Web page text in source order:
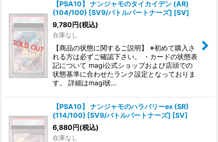
【PSA10】 ナンジャモのタイカイデン (AR)
{104/100} [SV9/バトルパートナーズ] [SV]
9,780円(税込)
在庫なし
【商品の状態に関するご説明】 ※初めて購入さ
れる方は必ずご確認下さい。 ・カードの状態表
記について magi公式ショップおよび店頭での
状態基準に合わせたランク設定となっておりま
す。 詳細はmagi状…
【PSA10】 ナンジャモのハラバリーex (SR)
{114/100} [SV9/バトルパートナーズ] [SV]
6,880円(税込)
在庫なし